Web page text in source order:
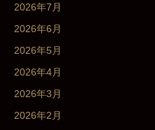
2026年7月
2026年6月
2026年5月
2026年4月
2026年3月
2026年2月